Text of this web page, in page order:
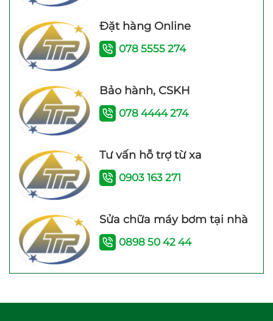
Máy bơm nước trợ lực
đẩy cao Samico 200w
tốt nhất hiện nay
Máy bơm tăng áp điện
tử TITANPRO 200A –
200W Bảo hành 26
Tháng
200A (200w) Bảo hành
Đặt hàng Online
078 5555 274
Bảo hành, CSKH
078 4444 274
Tư vấn hỗ trợ từ xa
0903 163 271
Sửa chữa máy bơm tại nhà
0898 50 42 44